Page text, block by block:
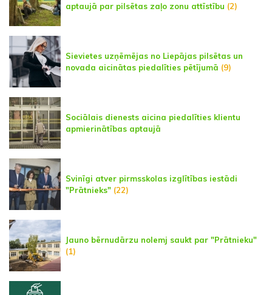
aptaujā par pilsētas zaļo zonu attīstību (2)
Sievietes uzņēmējas no Liepājas pilsētas un
novada aicinātas piedalīties pētījumā (9)
Sociālais dienests aicina piedalīties klientu
apmierinātības aptaujā
Svinīgi atver pirmsskolas izglītības iestādi
"Prātnieks" (22)
Jauno bērnudārzu nolemj saukt par "Prātnieku"
(1)